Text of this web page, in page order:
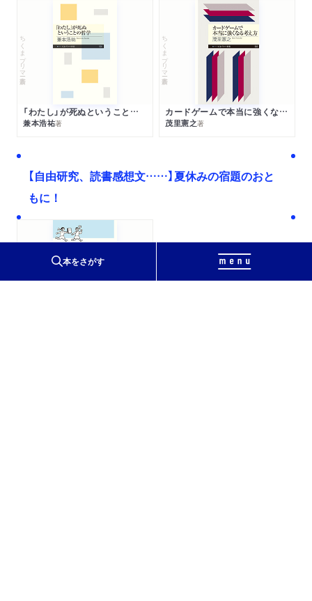
本をさがす
ちくまプリマー新書
「わたし」が死ぬということの哲学
兼本浩祐著
ちくまプリマー新書
カードゲームで本当に強くなる考え方
茂里憲之著
【自由研究、読書感想文……】夏休みの宿題のおと
もに！
ちくまプリマー新書